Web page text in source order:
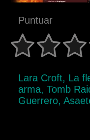
Puntuar
Lara Croft, La
arma, Tomb
Guerrero,